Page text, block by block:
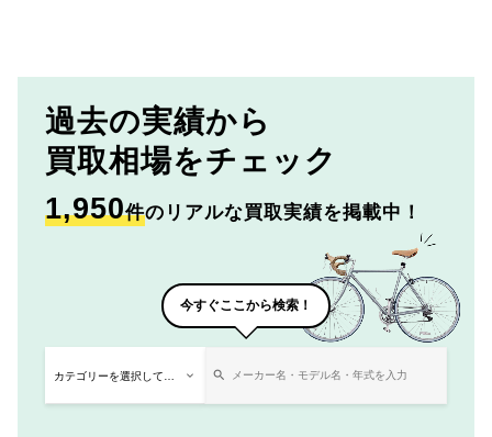
過去の実績から
買取相場をチェック
1,950件のリアルな買取実績を掲載中！
今すぐここから検索！